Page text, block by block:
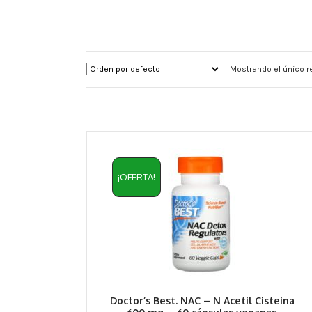
Mostrando el único
Doctor’s Best. NAC – N Acetil Cisteina
¡OFERTA!